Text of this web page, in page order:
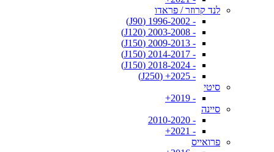
לנד קרוזר / פראדו
- 1996-2002 (J90)
- 2003-2008 (J120)
- 2009-2013 (J150)
- 2014-2017 (J150)
- 2018-2024 (J150)
- 2025+ (J250)
סיטי
- 2019+
סיינה
- 2010-2020
- 2021+
פרואייס